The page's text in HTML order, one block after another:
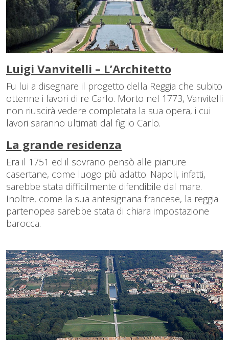
Luigi Vanvitelli – L’Architetto
Fu lui a disegnare il progetto della Reggia che subito
ottenne i favori di re Carlo. Morto nel 1773, Vanvitelli
non riuscirà vedere completata la sua opera, i cui
lavori saranno ultimati dal figlio Carlo.
La grande residenza
Era il 1751 ed il sovrano pensò alle pianure
casertane, come luogo più adatto. Napoli, infatti,
sarebbe stata difficilmente difendibile dal mare.
Inoltre, come la sua antesignana francese, la reggia
partenopea sarebbe stata di chiara impostazione
barocca.